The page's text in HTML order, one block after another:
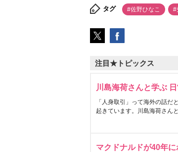
タグ #佐野ひなこ #
注目★トピックス
川島海荷さんと学ぶ
「人身取引」って海外の話だ
起きています。川島海荷さん
マクドナルドが40年に